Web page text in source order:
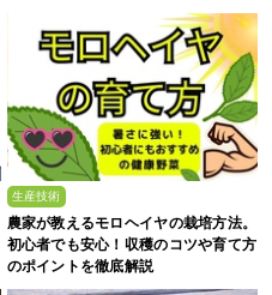
生産技術
農家が教えるモロヘイヤの栽培方法。
初心者でも安心！収穫のコツや育て方
のポイントを徹底解説